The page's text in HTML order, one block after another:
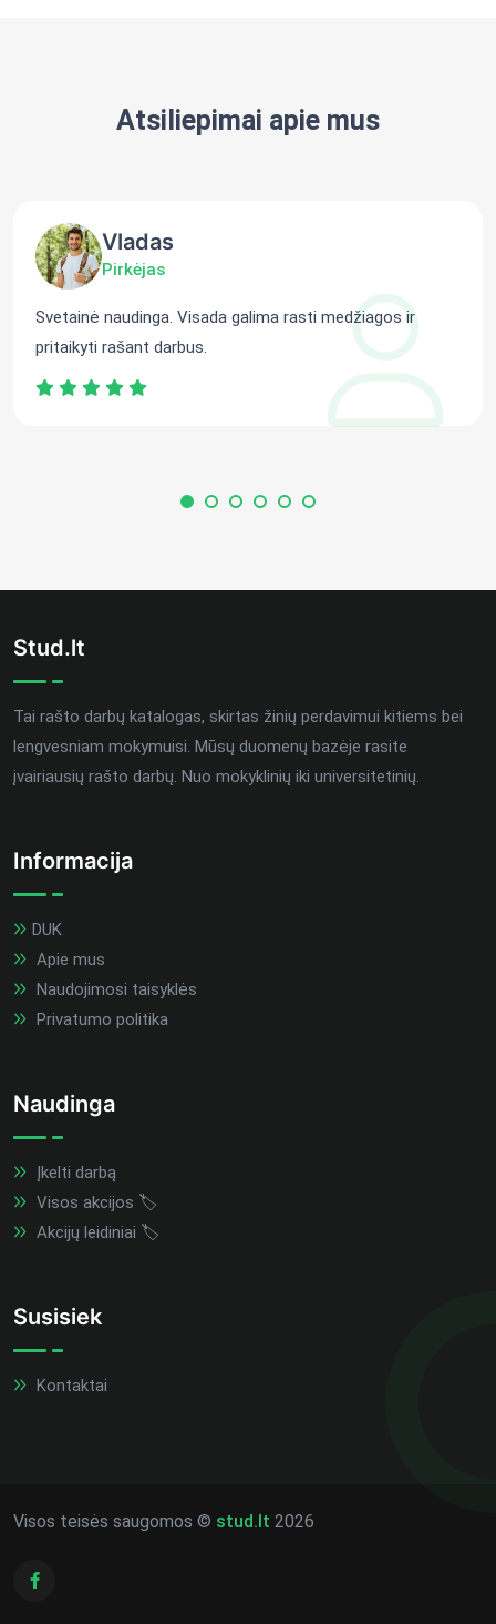
Atsiliepimai apie mus
Vladas
Pirkėjas
Svetainė naudinga. Visada galima rasti medžiagos ir
pritaikyti rašant darbus.
Stud.lt
Tai rašto darbų katalogas, skirtas žinių perdavimui kitiems bei
lengvesniam mokymuisi. Mūsų duomenų bazėje rasite
įvairiausių rašto darbų. Nuo mokyklinių iki universitetinių.
Informacija
DUK
Apie mus
Naudojimosi taisyklės
Privatumo politika
Naudinga
Įkelti darbą
Visos akcijos 🏷️
Akcijų leidiniai 🏷️
Susisiek
Kontaktai
Visos teisės saugomos © stud.lt 2026